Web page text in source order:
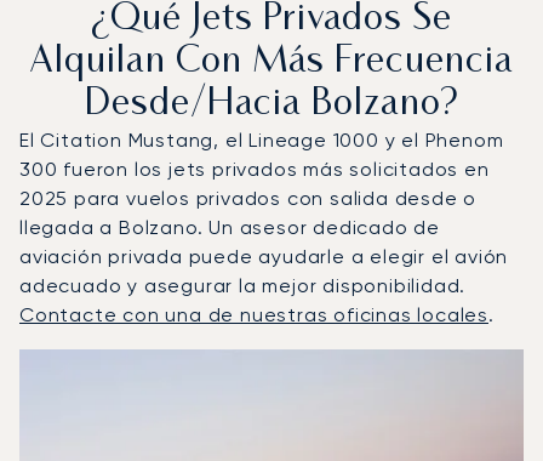
¿Qué Jets Privados Se
Alquilan Con Más Frecuencia
Desde/hacia Bolzano?
El Citation Mustang, el Lineage 1000 y el Phenom
300 fueron los jets privados más solicitados en
2025 para vuelos privados con salida desde o
llegada a Bolzano. Un asesor dedicado de
aviación privada puede ayudarle a elegir el avión
adecuado y asegurar la mejor disponibilidad.
Contacte con una de nuestras oficinas locales.